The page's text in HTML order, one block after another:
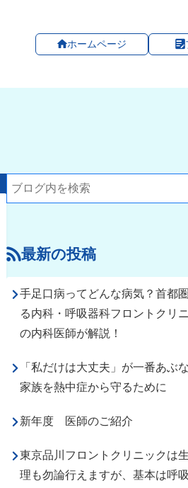
ホームページ
最新の投稿
手足口病ってどんな病気？首都
る内科・呼吸器科フロントクリ
の内科医師が解説！
「私だけは大丈夫」が一番あぶ
家族を熱中症から守るために
新年度 医師のご紹介
東京品川フロントクリニックは
理も勿論行えますが、基本は呼